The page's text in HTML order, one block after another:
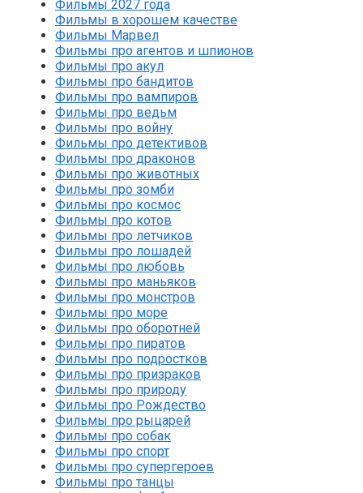
Фильмы 2027 года
Фильмы в хорошем качестве
Фильмы Марвел
Фильмы про агентов и шпионов
Фильмы про акул
Фильмы про бандитов
Фильмы про вампиров
Фильмы про ведьм
Фильмы про войну
Фильмы про детективов
Фильмы про драконов
Фильмы про животных
Фильмы про зомби
Фильмы про космос
Фильмы про котов
Фильмы про летчиков
Фильмы про лошадей
Фильмы про любовь
Фильмы про маньяков
Фильмы про монстров
Фильмы про море
Фильмы про оборотней
Фильмы про пиратов
Фильмы про подростков
Фильмы про призраков
Фильмы про природу
Фильмы про Рождество
Фильмы про рыцарей
Фильмы про собак
Фильмы про спорт
Фильмы про супергероев
Фильмы про танцы